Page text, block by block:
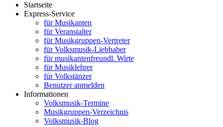
Startseite
Express-Service
für Musikanten
für Veranstalter
für Musikgruppen-Vertreter
für Volksmusik-Liebhaber
für musikantenfreundl. Wirte
für Musiklehrer
für Volkstänzer
Benutzer anmelden
Informationen
Volksmusik-Termine
Musikgruppen-Verzeichnis
Volksmusik-Blog